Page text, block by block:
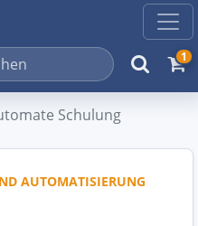
1
Schulung
AUTOMATISIERUNG